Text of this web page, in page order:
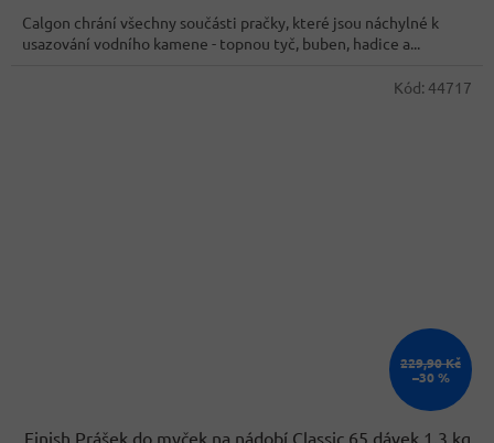
Calgon chrání všechny součásti pračky, které jsou náchylné k
usazování vodního kamene - topnou tyč, buben, hadice a...
229,90 Kč
–30 %
Finish Prášek do myček na nádobí Classic 65 dávek 1,3 kg
Kód: 44717